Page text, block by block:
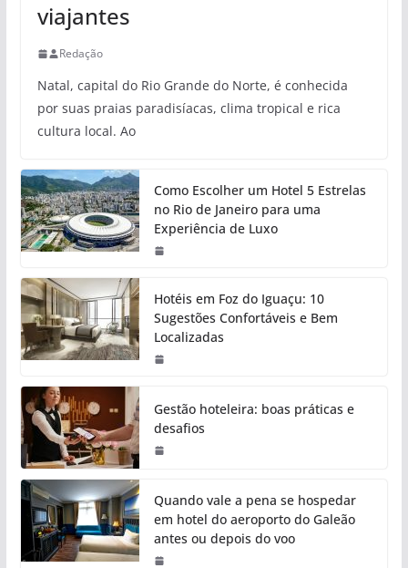
viajantes
Redação
Natal, capital do Rio Grande do Norte, é conhecida
por suas praias paradisíacas, clima tropical e rica
cultura local. Ao
Como Escolher um Hotel 5 Estrelas
no Rio de Janeiro para uma
Experiência de Luxo
Hotéis em Foz do Iguaçu: 10
Sugestões Confortáveis e Bem
Localizadas
Gestão hoteleira: boas práticas e
desafios
Quando vale a pena se hospedar
em hotel do aeroporto do Galeão
antes ou depois do voo